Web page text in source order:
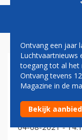
Condor serveert
vluchten
04-08-2021 -
Ontvang een jaar
Luchtvaartnieuws
toegang tot al het
Ontvang tevens
Magazine in de
Bekijk